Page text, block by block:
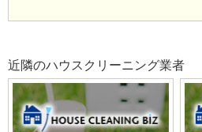
近隣のハウスクリーニング業者